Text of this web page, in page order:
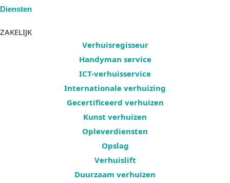
Diensten
ZAKELIJK
Verhuisregisseur
Handyman service
ICT-verhuisservice
Internationale verhuizing
Gecertificeerd verhuizen
Kunst verhuizen
Opleverdiensten
Opslag
Verhuislift
Duurzaam verhuizen